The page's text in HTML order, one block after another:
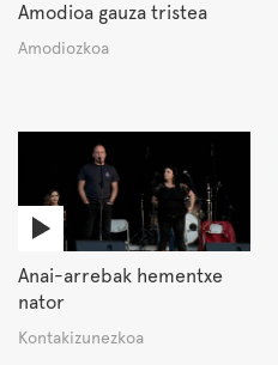
Amodioa gauza tristea
Amodiozkoa
Anai-arrebak hementxe
nator
Kontakizunezkoa